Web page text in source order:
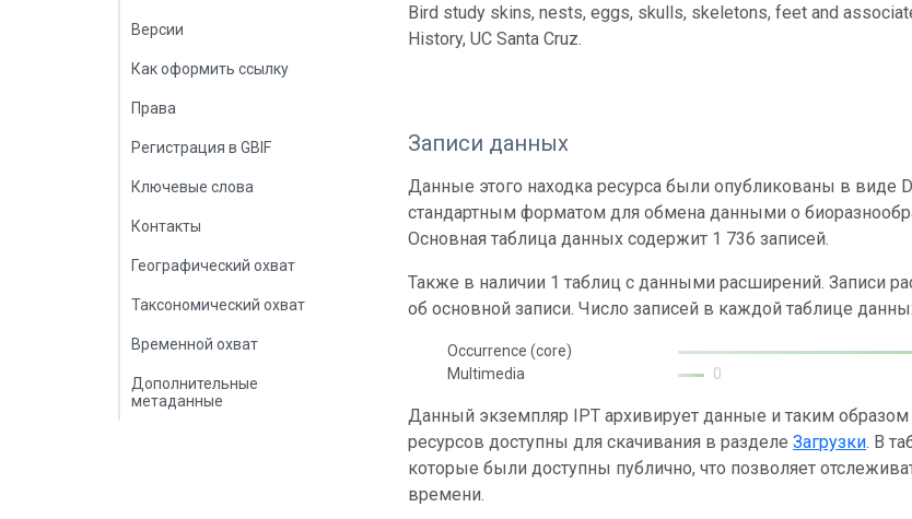
Версии
Как оформить ссылку
Права
Регистрация в GBIF
Ключевые слова
Контакты
Географический охват
Таксономический охват
Временной охват
Дополнительные
метаданные
Bird study skins, nests, eggs, skulls, skeletons, feet and
History, UC Santa Cruz.
Записи данных
Данные этого находка ресурса были опубликованы в виде
стандартным форматом для обмена данными о
Основная таблица данных содержит 1 736 записей.
Также в наличии 1 таблиц с данными расширений. Записи
об основной записи. Число записей в каждой таблице
Occurrence (core)
Multimedia
0
Данный экземпляр IPT архивирует данные и таким
ресурсов доступны для скачивания в разделеЗагрузки. В
которые были доступны публично, что позволяет
времени.